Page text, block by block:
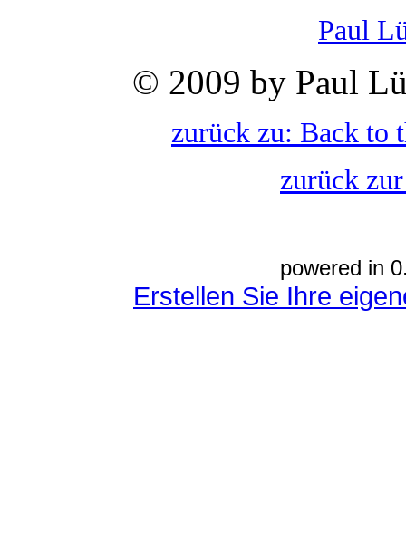
Paul
© 2009 by Paul
zurück zu: Back to
zurück
powered in
Erstellen Sie Ihre